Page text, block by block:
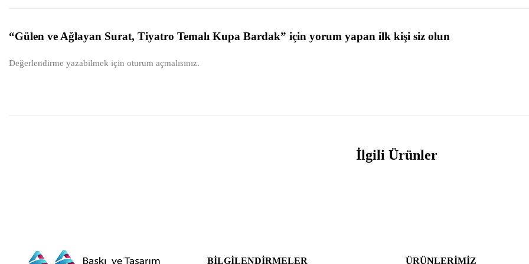
“Gülen ve Ağlayan Surat, Tiyatro Temalı Kupa Bardak” için yorum yapan ilk kişi siz olun
Değerlendirme yazabilmek için oturum açmalısınız.
İlgili Ürünler
BILGILENDIRMELER ÜRÜNLERIMIZ